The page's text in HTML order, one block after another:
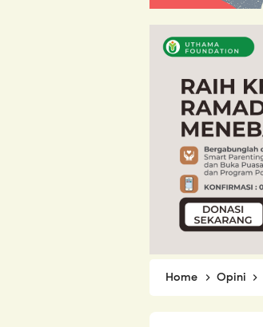
Home Opini